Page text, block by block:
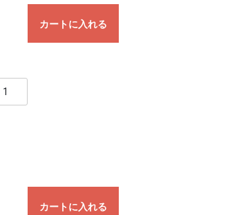
カートに入れる
カートに入れる